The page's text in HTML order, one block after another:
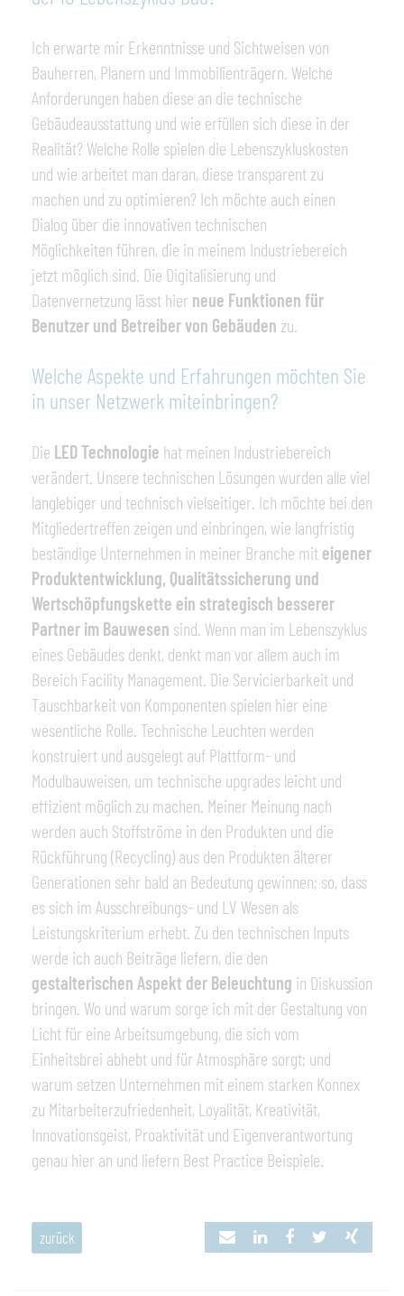
Ich erwarte mir Erkenntnisse und Sichtweisen von
Bauherren, Planern und Immobilienträgern. Welche
Anforderungen haben diese an die technische
Gebäudeausstattung und wie erfüllen sich diese in der
Realität? Welche Rolle spielen die Lebenszykluskosten
und wie arbeitet man daran, diese transparent zu
machen und zu optimieren? Ich möchte auch einen
Dialog über die innovativen technischen
Möglichkeiten führen, die in meinem Industriebereich
jetzt möglich sind. Die Digitalisierung und
Datenvernetzung lässt hier neue Funktionen für
Benutzer und Betreiber von Gebäuden zu.
Welche Aspekte und Erfahrungen möchten Sie
in unser Netzwerk miteinbringen?
Die LED Technologie hat meinen Industriebereich
verändert. Unsere technischen Lösungen wurden alle viel
langlebiger und technisch vielseitiger. Ich möchte bei den
Mitgliedertreffen zeigen und einbringen, wie langfristig
beständige Unternehmen in meiner Branche mit eigener
Produktentwicklung, Qualitätssicherung und
Wertschöpfungskette ein strategisch besserer
Partner im Bauwesen sind. Wenn man im Lebenszyklus
eines Gebäudes denkt, denkt man vor allem auch im
Bereich Facility Management. Die Servicierbarkeit und
Tauschbarkeit von Komponenten spielen hier eine
wesentliche Rolle. Technische Leuchten werden
konstruiert und ausgelegt auf Plattform- und
Modulbauweisen, um technische upgrades leicht und
effizient möglich zu machen. Meiner Meinung nach
werden auch Stoffströme in den Produkten und die
Rückführung (Recycling) aus den Produkten älterer
Generationen sehr bald an Bedeutung gewinnen; so, dass
es sich im Ausschreibungs- und LV Wesen als
Leistungskriterium erhebt. Zu den technischen Inputs
werde ich auch Beiträge liefern, die den
gestalterischen Aspekt der Beleuchtung in Diskussion
bringen. Wo und warum sorge ich mit der Gestaltung von
Licht für eine Arbeitsumgebung, die sich vom
Einheitsbrei abhebt und für Atmosphäre sorgt; und
warum setzen Unternehmen mit einem starken Konnex
zu Mitarbeiterzufriedenheit, Loyalität, Kreativität,
Innovationsgeist, Proaktivität und Eigenverantwortung
genau hier an und liefern Best Practice Beispiele.
zurück